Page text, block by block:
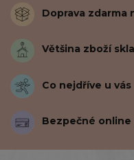
Doprava zdarma
Většina zboží
Co nejdříve u vás
Bezpečné